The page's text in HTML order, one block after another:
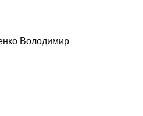
Володимир